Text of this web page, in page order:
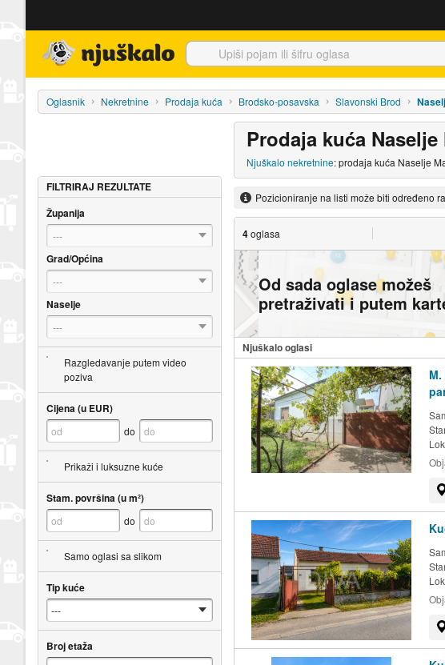
Oglasnik Nekretnine Prodaja kuća Brodsko-posavska Slavonski Brod
Prodaja kuća
Njuškalo nekretnine: prodaja kuća Naselje
Pozicioniranje na listi može biti određeno
4oglasa
Od sada oglase možeš
pretraživati i putem
Njuškalo oglasi
FILTRIRAJ REZULTATE
Županija
---
Grad/Općina
---
Naselje
---
Razgledavanje putem video
poziva
Cijena (u EUR)
do
Prikaži i luksuzne kuće
Stam. površina (u m²)
do
Samo oglasi sa slikom
Tip kuće
Broj etaža